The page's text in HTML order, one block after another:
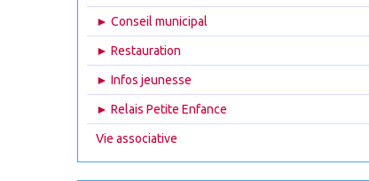
► Conseil municipal
► Restauration
► Infos jeunesse
► Relais Petite Enfance
Vie associative